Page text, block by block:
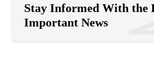
Stay Informed With the
Important News